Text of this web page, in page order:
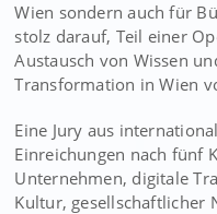
Wien sondern auch für
stolz darauf, Teil einer
Austausch von Wissen
Transformation in Wien
Eine Jury aus
Einreichungen nach fünf
Unternehmen, digitale
Kultur, gesellschaftlicher